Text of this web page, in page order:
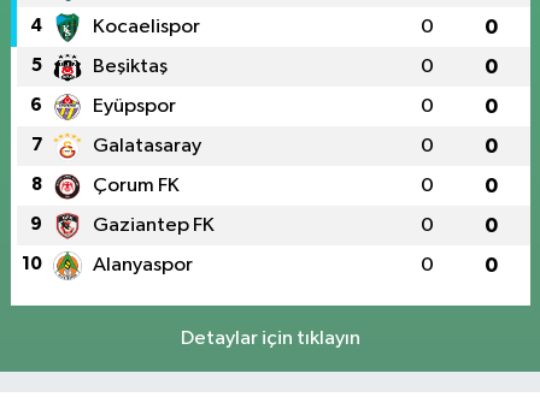
4 Kocaelispor 0 0
5 Beşiktaş 0 0
6 Eyüpspor 0 0
7 Galatasaray 0 0
8 Çorum FK 0 0
9 Gaziantep FK 0 0
10 Alanyaspor 0 0
Detaylar için tıklayın